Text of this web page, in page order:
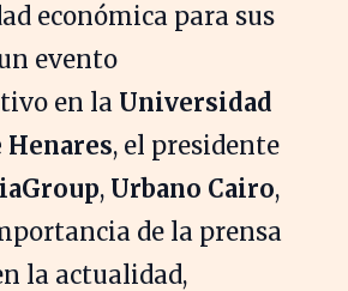
económica para sus
evento
en la Universidad
Henares, el presidente
, Urbano Cairo,
de la prensa
la actualidad,